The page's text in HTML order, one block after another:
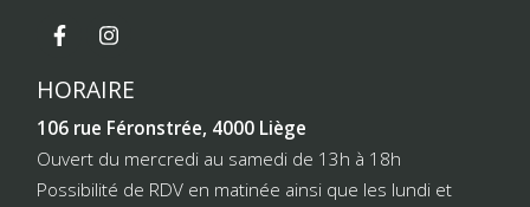
HORAIRE
106 rue Féronstrée, 4000 Liège
Ouvert du mercredi au samedi de 13h à 18h
Possibilité de RDV en matinée ainsi que les lundi et